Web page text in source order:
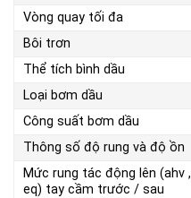
Vòng quay tối đa
Bôi trơn
Thể tích bình dầu
Loại bơm dầu
Công suất bơm dầu
Thông số độ rung và độ ồn
Mức rung tác động lên (ahv ,
eq) tay cầm trước / sau